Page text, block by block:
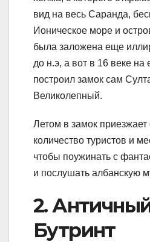
вид на весь Саранда,
Ионическое море и
была заложена еще
до н.э, а вот в 16 веке на
построил замок сам
Великолепный.
Летом в замок приезжает
количество туристов и
чтобы поужинать с
и послушать албанскую
2.
Бутринт